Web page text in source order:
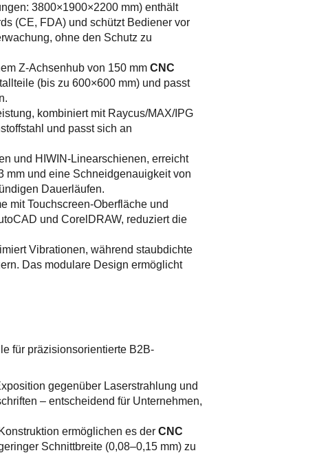
3800×1900×2200 mm) enthält
(CE, FDA) und schützt Bediener vor
ohne den Schutz zu
Z-Achsenhub von 150 mm CNC
(bis zu 600×600 mm) und passt
kombiniert mit Raycus/MAX/IPG
und passt sich an
und HIWIN-Linearschienen, erreicht
mm und eine Schneidgenauigkeit von
Dauerläufen.
mit Touchscreen-Oberfläche und
und CorelDRAW, reduziert die
Vibrationen, während staubdichte
Das modulare Design ermöglicht
für präzisionsorientierte B2B-
gegenüber Laserstrahlung und
– entscheidend für Unternehmen,
ermöglichen es der CNC
Schnittbreite (0,08–0,15 mm) zu